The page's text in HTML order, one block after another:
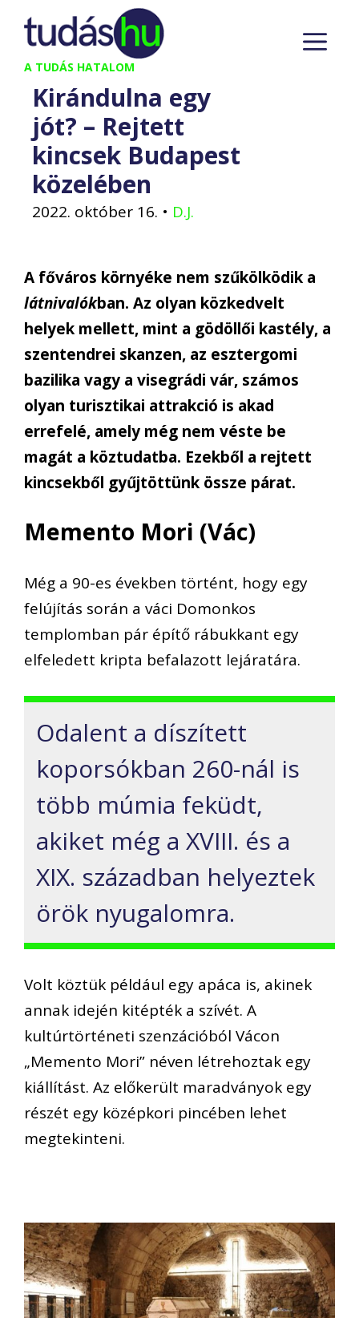
Kilépés
tartalomba
A TUDÁS HATALOM
Kirándulna egy
jót? – Rejtett
kincsek Budapest
közelében
2022. október 16. • D.J.
A főváros környéke nem szűkölködik a
látnivalókban. Az olyan közkedvelt
helyek mellett, mint a gödöllői kastély, a
szentendrei skanzen, az esztergomi
bazilika vagy a visegrádi vár, számos
olyan turisztikai attrakció is akad
errefelé, amely még nem véste be
magát a köztudatba. Ezekből a rejtett
kincsekből gyűjtöttünk össze párat.
Memento Mori (Vác)
Még a 90-es években történt, hogy egy
felújítás során a váci Domonkos
templomban pár építő rábukkant egy
elfeledett kripta befalazott lejáratára.
Odalent a díszített
koporsókban 260-nál is
több múmia feküdt,
akiket még a XVIII. és a
XIX. században helyeztek
örök nyugalomra.
Volt köztük például egy apáca is, akinek
annak idején kitépték a szívét. A
kultúrtörténeti szenzációból Vácon
„Memento Mori” néven létrehoztak egy
kiállítást. Az előkerült maradványok egy
részét egy középkori pincében lehet
megtekinteni.